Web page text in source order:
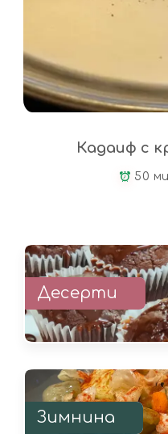
Кадаиф с
50
Десерти
Зимнина